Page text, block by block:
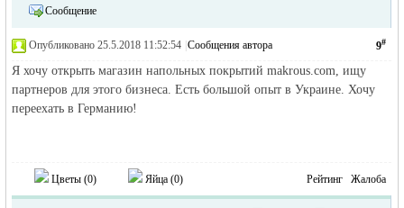
Сообщение
9#
Опубликовано 25.5.2018 11:52:54 Сообщения автора
Я хочу открыть магазин напольных покрытий makrous.com, ищу
партнеров для этого бизнеса. Есть большой опыт в Украине. Хочу
переехать в Германию!
Цветы (0) Яйца (0) Рейтинг Жалоба